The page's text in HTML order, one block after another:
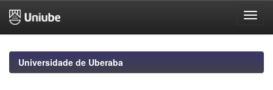
navigationUniversidade de Uberaba